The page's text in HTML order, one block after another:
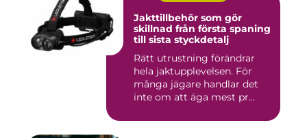
Jakttillbehör som gör
skillnad från första spaning
till sista styckdetalj
Rätt utrustning förändrar
hela jaktupplevelsen. För
många jägare handlar det
inte om att äga mest pr...